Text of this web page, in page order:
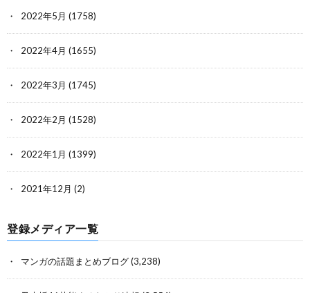
2022年5月 (1758)
2022年4月 (1655)
2022年3月 (1745)
2022年2月 (1528)
2022年1月 (1399)
2021年12月 (2)
登録メディア一覧
マンガの話題まとめブログ(3,238)